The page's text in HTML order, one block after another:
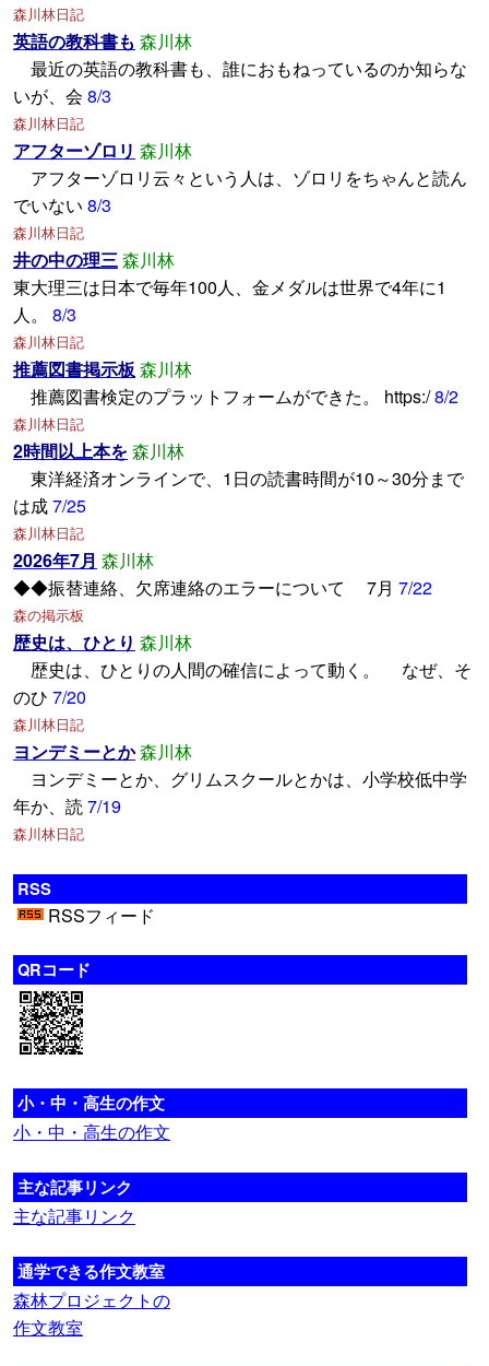
森川林日記
英語の教科書も 森川林
最近の英語の教科書も、誰におもねっているのか知らな
いが、会 8/3
森川林日記
アフターゾロリ 森川林
アフターゾロリ云々という人は、ゾロリをちゃんと読ん
でいない 8/3
森川林日記
井の中の理三森川林
東大理三は日本で毎年100人、金メダルは世界で4年に1
人。 8/3
森川林日記
推薦図書掲示板森川林
推薦図書検定のプラットフォームができた。 https:/8/2
森川林日記
2時間以上本を森川林
東洋経済オンラインで、1日の読書時間が10～30分まで
は成7/25
森川林日記
2026年7月 森川林
◆◆振替連絡、欠席連絡のエラーについて 7月 7/22
森の掲示板
歴史は、ひとり 森川林
歴史は、ひとりの人間の確信によって動く。 なぜ、そ
のひ 7/20
森川林日記
ヨンデミーとか森川林
ヨンデミーとか、グリムスクールとかは、小学校低中学
年か、読7/19
森川林日記
RSS
RSSフィード
QRコード
小・中・高生の作文
小・中・高生の作文
主な記事リンク
主な記事リンク
通学できる作文教室
森林プロジェクトの
作文教室